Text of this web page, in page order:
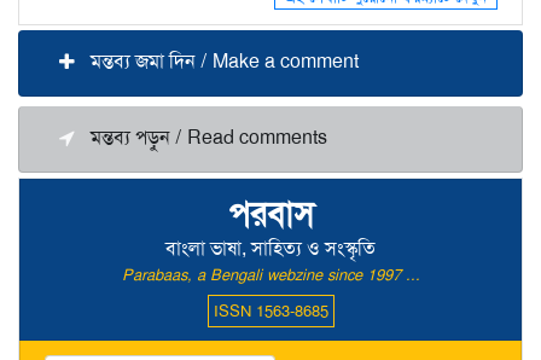
পরবাস
বাংলা ভাষা, সাহিত্য ও সংস্কৃতি
Parabaas, a Bengali webzine since 1997 ...
ISSN 1563-8685
মন্তব্য জমা দিন / Make a comment
মন্তব্য পড়ুন / Read comments